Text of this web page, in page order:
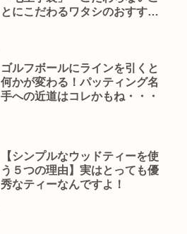
とにこだわるワタシのおすすめ
ゴルフボールにラインを引くと
何かが変わる！パッティング名
手への近道はコレかもね・・・
【シンプルなウッドティーを使
う５つの理由】実はとっても優
秀なティーなんですよ！